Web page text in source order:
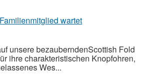
wartet
unsere bezauberndenScottish Fold
ihre charakteristischen Knopfohren,
Wes...